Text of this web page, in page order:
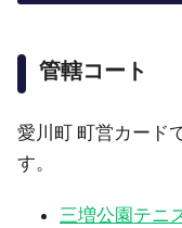
管轄コート
愛川町 町営カード
す。
三増公園テニ